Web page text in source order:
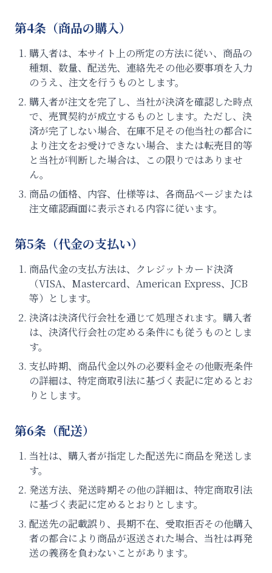
第4条（商品の購入）
購入者は、本サイト上の所定の方法に従い、商品の
種類、数量、配送先、連絡先その他必要事項を入力
のうえ、注文を行うものとします。
購入者が注文を完了し、当社が決済を確認した時点
で、売買契約が成立するものとします。ただし、決
済が完了しない場合、在庫不足その他当社の都合に
より注文をお受けできない場合、または転売目的等
と当社が判断した場合は、この限りではありませ
ん。
商品の価格、内容、仕様等は、各商品ページまたは
注文確認画面に表示される内容に従います。
第5条（代金の支払い）
商品代金の支払方法は、クレジットカード決済
（VISA、Mastercard、American Express、JCB
等）とします。
決済は決済代行会社を通じて処理されます。購入者
は、決済代行会社の定める条件にも従うものとしま
す。
支払時期、商品代金以外の必要料金その他販売条件
の詳細は、特定商取引法に基づく表記に定めるとお
りとします。
第6条（配送）
当社は、購入者が指定した配送先に商品を発送しま
す。
発送方法、発送時期その他の詳細は、特定商取引法
に基づく表記に定めるとおりとします。
配送先の記載誤り、長期不在、受取拒否その他購入
者の都合により商品が返送された場合、当社は再発
送の義務を負わないことがあります。